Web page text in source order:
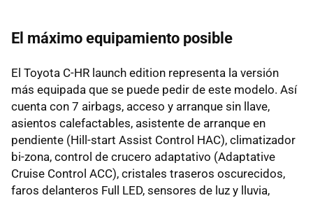
El máximo equipamiento posible
El Toyota C-HR launch edition representa la versión
más equipada que se puede pedir de este modelo. Así
cuenta con 7 airbags, acceso y arranque sin llave,
asientos calefactables, asistente de arranque en
pendiente (Hill-start Assist Control HAC), climatizador
bi-zona, control de crucero adaptativo (Adaptative
Cruise Control ACC), cristales traseros oscurecidos,
faros delanteros Full LED, sensores de luz y lluvia,